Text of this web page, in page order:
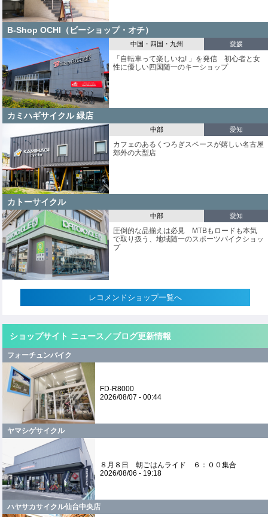
B-Shop OCHI（ビーショップ・オチ）
中国・四国・九州 愛媛
「自転車って楽しいね! 」を発信 初心者と女
性に優しい四国随一のキーショップ
カミハギサイクル 緑店
中部 愛知
カフェのあるくつろぎスペースが嬉しい名古屋
郊外の大型店
カトーサイクル
中部 愛知
圧倒的な品揃えは必見 MTBもロードも本気
で取り扱う、地域随一のスポーツバイクショッ
プ
レコメンドショップ一覧へ
ショップサイト ニュース／ブログ更新情報
フォーチュンバイク
FD-R8000
2026/08/07 - 00:44
ヤマシゲサイクル
８月８日 朝ごはんライド ６：００集合
2026/08/06 - 19:18
ハヤサカサイクル仙台中央店